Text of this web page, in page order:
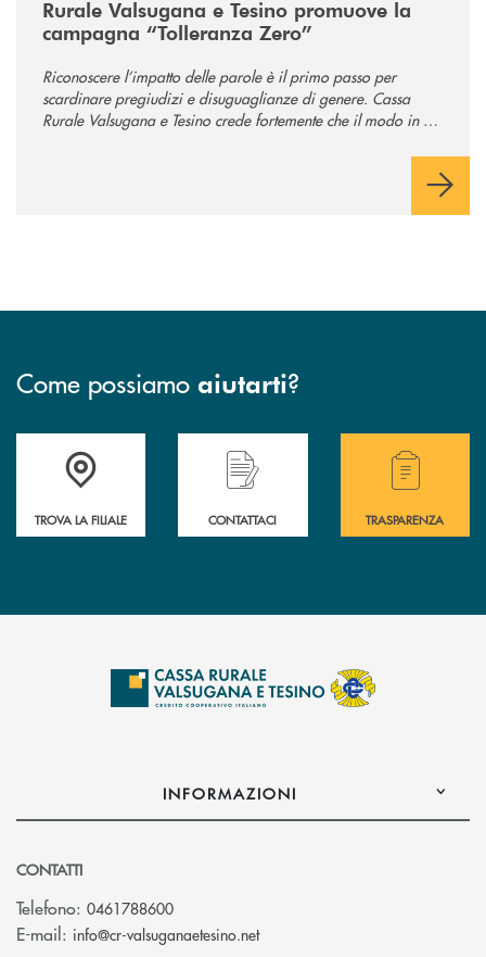
Rurale Valsugana e Tesino promuove la
campagna “Tolleranza Zero”
Riconoscere l’impatto delle parole è il primo passo per
scardinare pregiudizi e disuguaglianze di genere. Cassa
Rurale Valsugana e Tesino crede fortemente che il modo in cui
Come possiamo aiutarti?
Accedi all' elenco completo delle filiali .
TROVA LA FILIALE
Hai bisogno di assistenza immediata?
CONTATTACI
Hai bisogno di
TRASPARENZA
INFORMAZIONI
CONTATTI
Telefono: 0461788600
E-mail: info@cr-valsuganaetesino.net(si apre l’app di posta